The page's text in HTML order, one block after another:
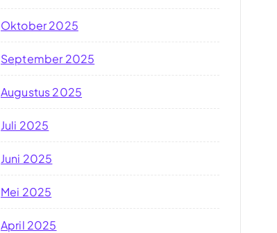
Oktober 2025
September 2025
Augustus 2025
Juli 2025
Juni 2025
Mei 2025
April 2025